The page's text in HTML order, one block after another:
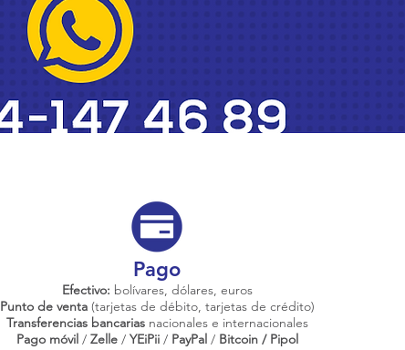
Pago
Efectivo: bolívares, dólares, euros
Punto de venta (tarjetas de débito, tarjetas de crédito)
Transferencias bancariasnacionales e internacionales
Pago móvil/ Zelle/ YEiPii/ PayPal / Bitcoin / Pipol